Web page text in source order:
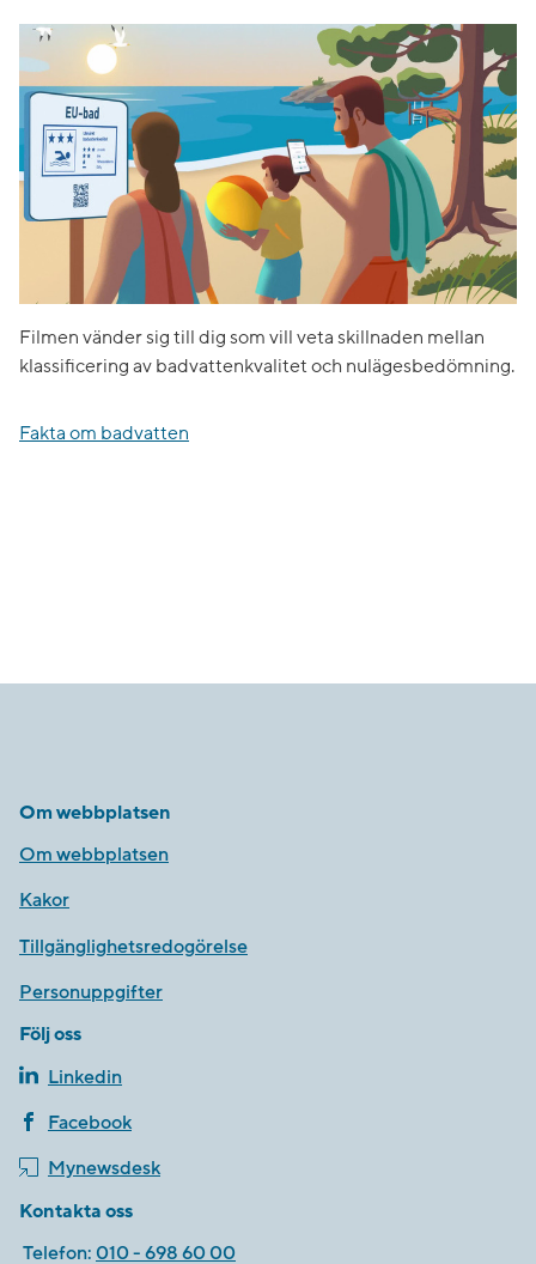
Filmen vänder sig till dig som vill veta skillnaden mellan
klassificering av badvattenkvalitet och nulägesbedömning.
Fakta om badvatten
Om webbplatsen
Om webbplatsen
Kakor
Tillgänglighetsredogörelse
Personuppgifter
Följ oss
Linkedin
Facebook
Mynewsdesk
Kontakta oss
Telefon: 010 - 698 60 00